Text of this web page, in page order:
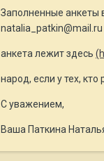
Заполненные анкеты
natalia_patkin@mail.ru
анкета лежит здесь
народ, если у тех,
С уважением,
Ваша Паткина